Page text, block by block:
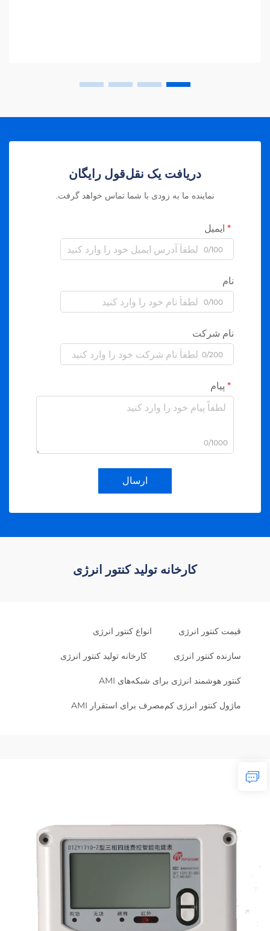
دریافت یک نقل‌قول رایگان
نماینده ما به زودی با شما تماس خواهد گرفت.
ایمیل
0/100
نام
0/100
نام شرکت
0/200
پیام
0/1000
ارسال
کارخانه تولید کنتور انرژی
قیمت کنتور انرژی انواع کنتور انرژی
سازنده کنتور انرژی کارخانه تولید کنتور انرژی
کنتور هوشمند انرژی برای شبکه‌های AMI
ماژول کنتور انرژی کم‌مصرف برای استقرار AMI